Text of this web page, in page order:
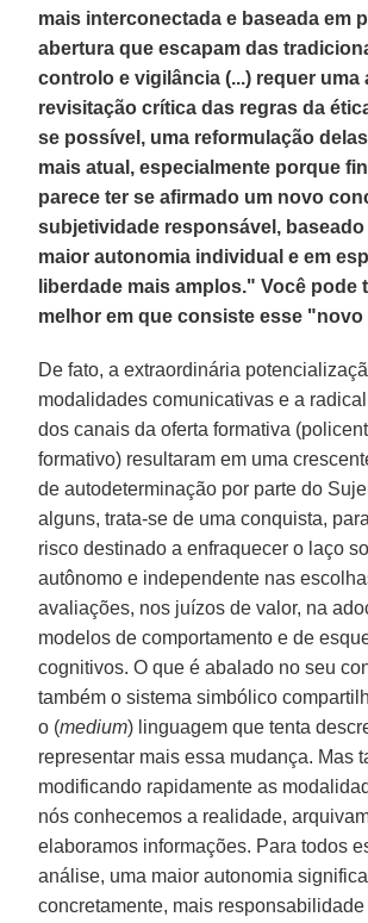
mais interconectada e baseada em
abertura que escapam das
controlo e vigilância (...) requer uma
revisitação crítica das regras da
se possível, uma reformulação
mais atual, especialmente porque
parece ter se afirmado um novo
subjetividade responsável, baseado
maior autonomia individual e em
liberdade mais amplos." Você pode
melhor em que consiste esse
De fato, a extraordinária
modalidades comunicativas e a
dos canais da oferta formativa
formativo) resultaram em uma
de autodeterminação por parte do
alguns, trata-se de uma conquista,
risco destinado a enfraquecer o laço
autônomo e independente nas
avaliações, nos juízos de valor, na
modelos de comportamento e de
cognitivos. O que é abalado no seu
também o sistema simbólico
o (medium) linguagem que tenta
representar mais essa mudança. Mas
modificando rapidamente as
nós conhecemos a realidade,
elaboramos informações. Para todos
análise, uma maior autonomia
concretamente, mais